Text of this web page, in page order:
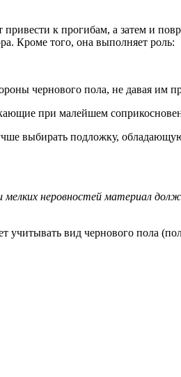
к прогибам, а затем и
Кроме того, она выполняет роль:
чернового пола, не давая им
при малейшем
выбирать подложку,
мелких неровностей материал
вид чернового пола